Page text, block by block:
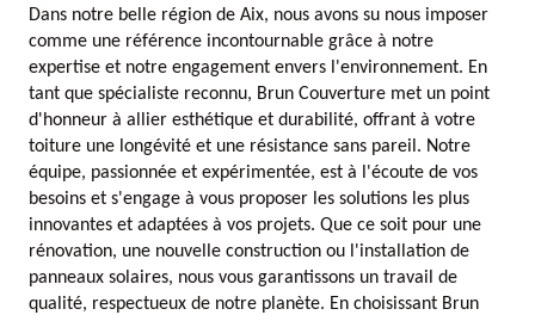
Dans notre belle région de Aix, nous avons su nous imposer
comme une référence incontournable grâce à notre
expertise et notre engagement envers l'environnement. En
tant que spécialiste reconnu, Brun Couverture met un point
d'honneur à allier esthétique et durabilité, offrant à votre
toiture une longévité et une résistance sans pareil. Notre
équipe, passionnée et expérimentée, est à l'écoute de vos
besoins et s'engage à vous proposer les solutions les plus
innovantes et adaptées à vos projets. Que ce soit pour une
rénovation, une nouvelle construction ou l'installation de
panneaux solaires, nous vous garantissons un travail de
qualité, respectueux de notre planète. En choisissant Brun